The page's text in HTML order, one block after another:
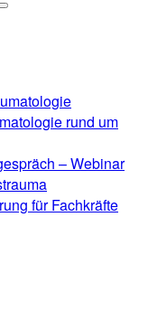
Suchen …
rund um
– Webinar
für Fachkräfte